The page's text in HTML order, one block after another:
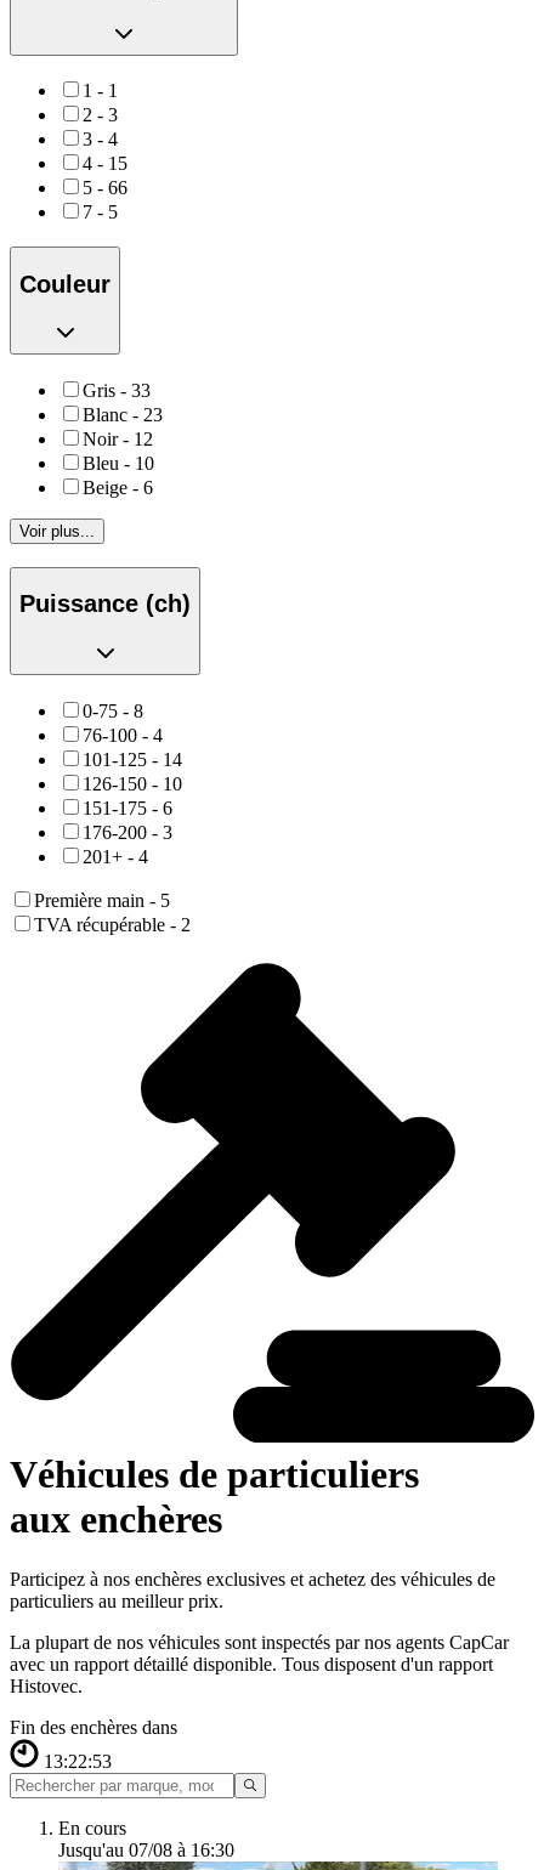
1 - 1
2 - 3
3 - 4
4 - 15
5 - 66
7 - 5
Couleur
Gris - 33
Blanc - 23
Noir - 12
Bleu - 10
Beige - 6
Voir plus...
Puissance (ch)
0-75 - 8
76-100 - 4
101-125 - 14
126-150 - 10
151-175 - 6
176-200 - 3
201+ - 4
Première main - 5
TVA récupérable - 2
Véhicules de particuliers
aux enchères
Participez à nos enchères exclusives et achetez des véhicules de
particuliers au meilleur prix.
La plupart de nos véhicules sont inspectés par nos agents CapCar
avec un rapport détaillé disponible. Tous disposent d'un rapport
Histovec.
Fin des enchères dans
13:22:50
En cours
Jusqu'au 07/08 à 16:30